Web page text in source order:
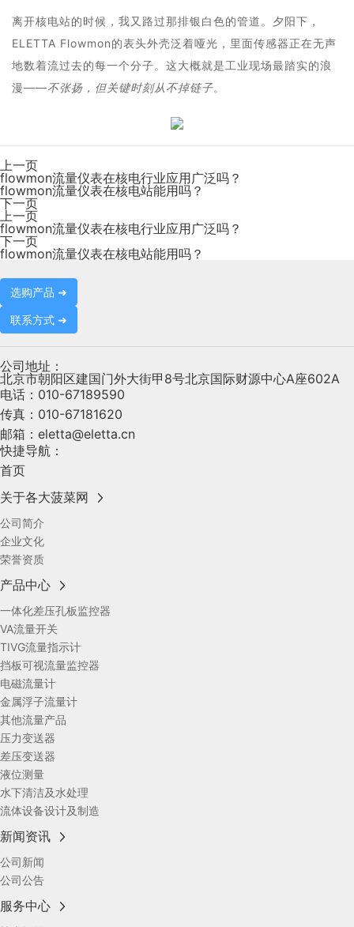
离开核电站的时候，我又路过那排银白色的管道。夕阳下，
ELETTA Flowmon的表头外壳泛着哑光，里面传感器正在无声
地数着流过去的每一个分子。这大概就是工业现场最踏实的浪
漫——不张扬，但关键时刻从不掉链子。
上一页
flowmon流量仪表在核电行业应用广泛吗？
flowmon流量仪表在核电站能用吗？
下一页
上一页
flowmon流量仪表在核电行业应用广泛吗？
下一页
flowmon流量仪表在核电站能用吗？
选购产品 ➜
联系方式 ➜
公司地址：
北京市朝阳区建国门外大街甲8号北京国际财源中心A座602A
电话： 010-67189590
传真： 010-67181620
邮箱： eletta@eletta.cn
快捷导航：
首页
关于各大菠菜网
公司简介
企业文化
荣誉资质
产品中心
一体化差压孔板监控器
VA流量开关
TIVG流量指示计
挡板可视流量监控器
电磁流量计
金属浮子流量计
其他流量产品
压力变送器
差压变送器
液位测量
水下清洁及水处理
流体设备设计及制造
新闻资讯
公司新闻
公司公告
服务中心